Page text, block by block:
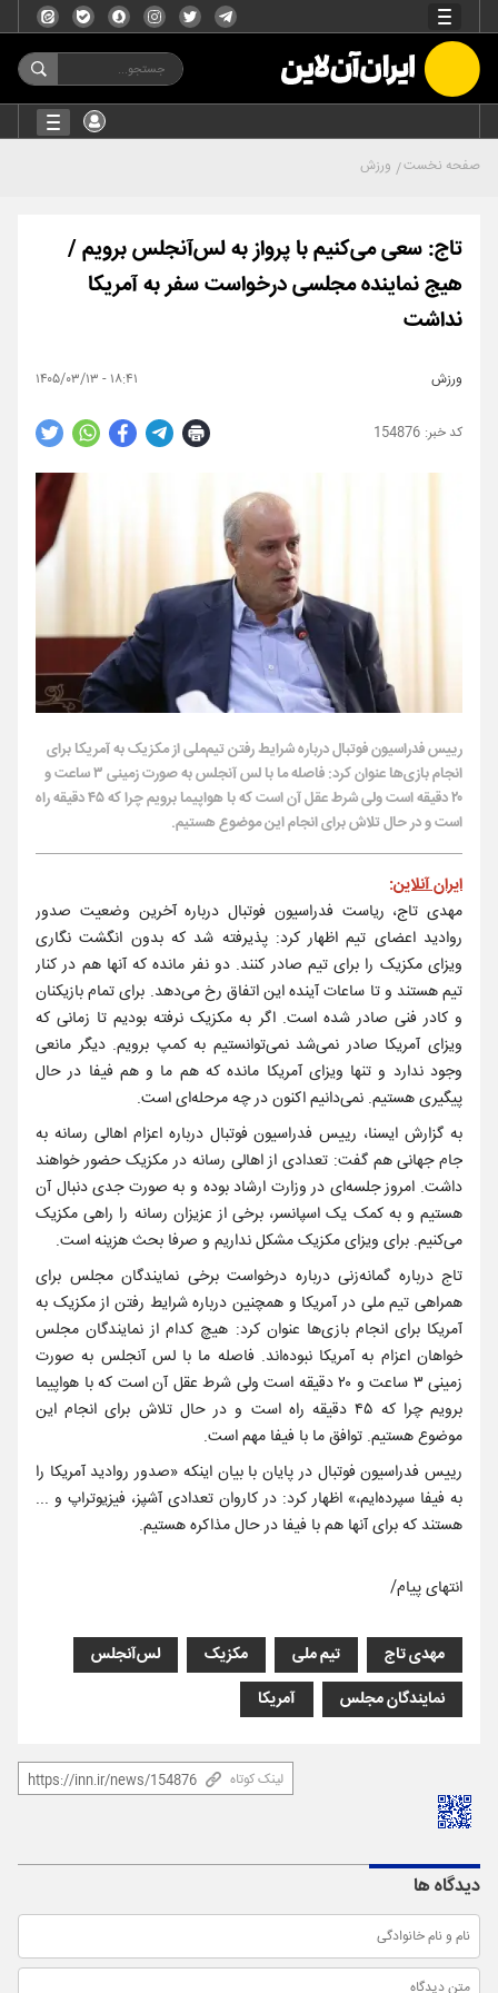
صفحه نخست ورزش
تاج: سعی می‌کنیم با پرواز به لس‌آنجلس برویم /
هیج نماینده مجلسی درخواست سفر به آمریکا
نداشت
ورزش ۱۸:۴۱ - ۱۴۰۵/۰۳/۱۳
154876
رییس فدراسیون فوتبال درباره شرایط رفتن تیم‌ملی از مکزیک به آمریکا برای
انجام بازی‌ها عنوان کرد: فاصله ما با لس آنجلس به صورت زمینی ۳ ساعت و
۲۰ دقیقه است ولی شرط عقل آن است که با هواپیما برویم چرا که ۴۵ دقیقه راه
است و در حال تلاش برای انجام این موضوع هستیم.
ایران آنلاین:
مهدی تاج، ریاست فدراسیون فوتبال درباره آخرین وضعیت صدور
روادید اعضای تیم اظهار کرد: پذیرفته شد که بدون انگشت نگاری
ویزای مکزیک را برای تیم صادر کنند. دو نفر مانده که آنها هم در کنار
تیم هستند و تا ساعات آینده این اتفاق رخ می‌دهد. برای تمام بازیکنان
و کادر فنی صادر شده است. اگر به مکزیک نرفته بودیم تا زمانی که
ویزای آمریکا صادر نمی‌شد نمی‌توانستیم به کمپ برویم. دیگر مانعی
وجود ندارد و تنها ویزای آمریکا مانده که هم ما و هم فیفا در حال
پیگیری هستیم. نمی‌دانیم اکنون در چه مرحله‌ای است.
به گزارش ایسنا، رییس فدراسیون فوتبال درباره اعزام اهالی رسانه به
جام جهانی هم گفت: تعدادی از اهالی رسانه در مکزیک حضور خواهند
داشت. امروز جلسه‌ای در وزارت ارشاد بوده و به صورت جدی دنبال آن
هستیم و به کمک یک اسپانسر، برخی از عزیزان رسانه را راهی مکزیک
می‌کنیم. برای ویزای مکزیک مشکل نداریم و صرفا بحث هزینه است.
تاج درباره گمانه‌زنی درباره درخواست برخی نمایندگان مجلس برای
همراهی تیم ملی در آمریکا و همچنین درباره شرایط رفتن از مکزیک به
آمریکا برای انجام بازی‌ها عنوان کرد: هیچ کدام از نمایندگان مجلس
خواهان اعزام به آمریکا نبوده‌اند. فاصله ما با لس آنجلس به صورت
زمینی ۳ ساعت و ۲۰ دقیقه است ولی شرط عقل آن است که با هواپیما
برویم چرا که ۴۵ دقیقه راه است و در حال تلاش برای انجام این
موضوع هستیم. توافق ما با فیفا مهم است.
رییس فدراسیون فوتبال در پایان با بیان اینکه «صدور روادید آمریکا را
به فیفا سپرده‌ایم،» اظهار کرد: در کاروان تعدادی آشپز، فیزیوتراپ و ...
هستند که برای آنها هم با فیفا در حال مذاکره هستیم.
انتهای پیام/
مهدی تاج تیم ملی مکزیک
لس‌آنجلس
نمایندگان مجلس
آمریکا
لینک کوتاه
دیدگاه ها